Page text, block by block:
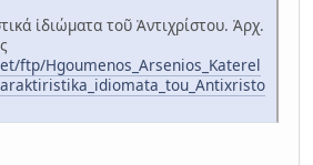
ἰδιώματα τοῦ Ἀντιχρίστου. Ἀρχ.
ftp/Hgoumenos_Arsenios_Katerel